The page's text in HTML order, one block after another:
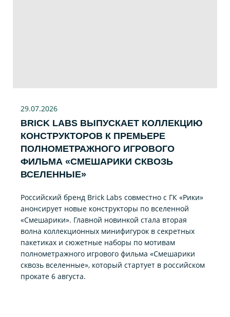
29.07.2026
BRICK LABS ВЫПУСКАЕТ КОЛЛЕКЦИЮ
КОНСТРУКТОРОВ К ПРЕМЬЕРЕ
ПОЛНОМЕТРАЖНОГО ИГРОВОГО
ФИЛЬМА «CМЕШАРИКИ СКВОЗЬ
ВСЕЛЕННЫЕ»
Российский бренд Brick Labs совместно с ГК «Рики»
анонсирует новые конструкторы по вселенной
«Смешарики». Главной новинкой стала вторая
волна коллекционных минифигурок в секретных
пакетиках и сюжетные наборы по мотивам
полнометражного игрового фильма «Смешарики
сквозь вселенные», который стартует в российском
прокате 6 августа.